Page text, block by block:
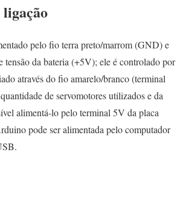
ligação
pelo fio terra preto/marrom (GND) e
tensão da bateria (+5V); ele é controlado por
através do fio amarelo/branco (terminal
de servomotores utilizados e da
alimentá-lo pelo terminal 5V da placa
pode ser alimentada pelo computador